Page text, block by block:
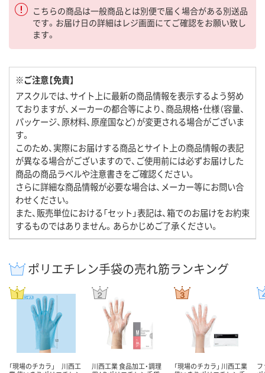
こちらの商品は一般商品とは別便で届く場合がある別送品
です。お届け日の詳細はレジ画面にてご確認をお願い致し
ます。
※ご注意【免責】
アスクルでは、サイト上に最新の商品情報を表示するよう努め
ておりますが、メーカーの都合等により、商品規格・仕様（容量、
パッケージ、原材料、原産国など）が変更される場合がございま
す。
このため、実際にお届けする商品とサイト上の商品情報の表記
が異なる場合がございますので、ご使用前には必ずお届けした
商品の商品ラベルや注意書きをご確認ください。
さらに詳細な商品情報が必要な場合は、メーカー等にお問い合
わせください。
また、販売単位における「セット」表記は、箱でのお届けをお約束
するものではありません。あらかじめご了承ください。
ポリエチレン手袋の売れ筋ランキング
「現場のチカラ」 川西工
川西工業 食品加工・調理
「現場のチカラ」 川西工業